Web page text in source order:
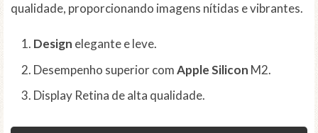
qualidade, proporcionando imagens nítidas e vibrantes.
Design elegante e leve.
Desempenho superior comApple Silicon M2.
Display Retina de alta qualidade.